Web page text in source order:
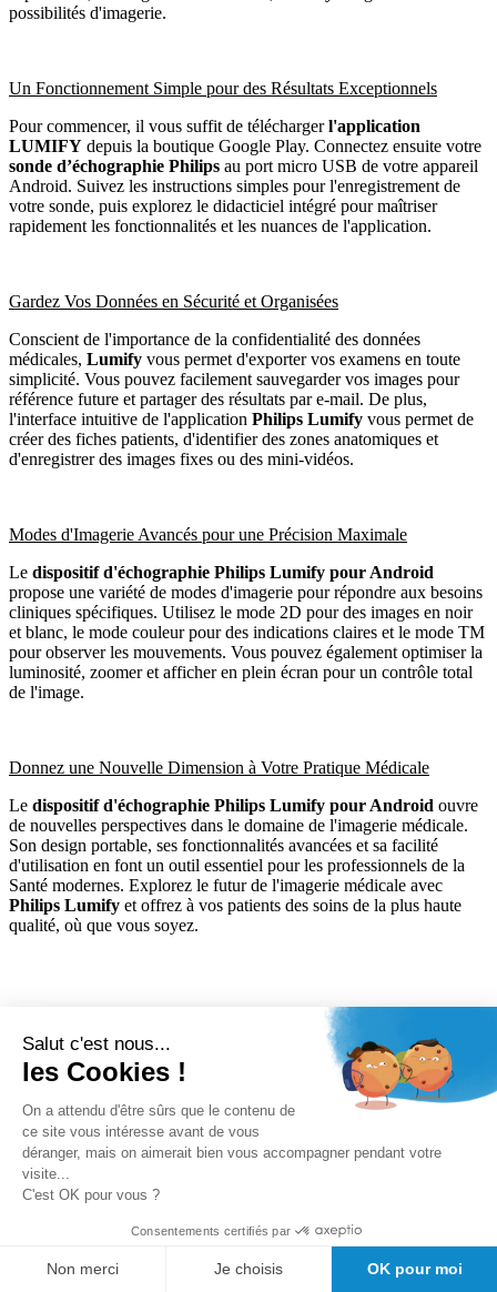
possibilités d'imagerie.
Un Fonctionnement Simple pour des Résultats Exceptionnels
Pour commencer, il vous suffit de téléchargerl'application
LUMIFY depuis la boutique Google Play. Connectez ensuite votre
sonde d’échographie Philips au port micro USB de votre appareil
Android. Suivez les instructions simples pour l'enregistrement de
votre sonde, puis explorez le didacticiel intégré pour maîtriser
rapidement les fonctionnalités et les nuances de l'application.
Gardez Vos Données en Sécurité et Organisées
Conscient de l'importance de la confidentialité des données
médicales, Lumify vous permet d'exporter vos examens en toute
simplicité. Vous pouvez facilement sauvegarder vos images pour
référence future et partager des résultats par e-mail. De plus,
l'interface intuitive de l'application Philips Lumify vous permet de
créer des fiches patients, d'identifier des zones anatomiques et
d'enregistrer des images fixes ou des mini-vidéos.
Modes d'Imagerie Avancés pour une Précision Maximale
Le dispositif d'échographie Philips Lumify pour Android
propose une variété de modes d'imagerie pour répondre aux besoins
cliniques spécifiques. Utilisez le mode 2D pour des images en noir
et blanc, le mode couleur pour des indications claires et le mode TM
pour observer les mouvements. Vous pouvez également optimiser la
luminosité, zoomer et afficher en plein écran pour un contrôle total
de l'image.
Donnez une Nouvelle Dimension à Votre Pratique Médicale
Le dispositif d'échographie Philips Lumify pour Android ouvre
de nouvelles perspectives dans le domaine de l'imagerie médicale.
Son design portable, ses fonctionnalités avancées et sa facilité
d'utilisation en font un outil essentiel pour les professionnels de la
Santé modernes. Explorez le futur de l'imagerie médicale avec
Philips Lumify et offrez à vos patients des soins de la plus haute
qualité, où que vous soyez.
Modèles au choix :
- Sonde linéaire L12-4 - pour Poumon, Examens ostéo-articulaires,
Tissus mous, Structures superficielles, Vasculaire
- Sonde convexe C5-2 - pour Abdomen, Vésicule biliaire, Poumon,
Gynécologie/Obstétrique
- Sonde sectorielle S4-1 - pour Abdomen, Echo, FAST, Poumon,
Salut c'est nous...
les Cookies !
On a attendu d'être sûrs que le contenu de
ce site vous intéresse avant de vous
déranger, mais on aimerait bien vous accompagner pendant votre
visite...
C'est OK pour vous ?
Consentements certifiés par
Non merci Je choisis OK pour moi